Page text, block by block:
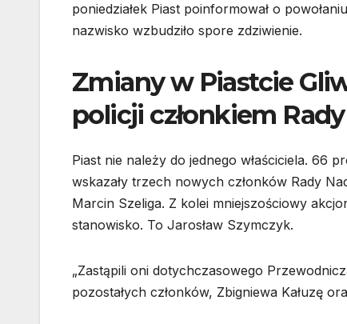
poniedziałek Piast poinformował o
nazwisko wzbudziło spore zdziwienie.
Zmiany w Piastcie
policji członkiem
Piast nie należy do jednego właściciela. 66
wskazały trzech nowych członków Rady
Marcin Szeliga. Z kolei mniejszościowy
stanowisko. To Jarosław Szymczyk.
„Zastąpili oni dotychczasowego
pozostałych członków, Zbigniewa Kałuzę